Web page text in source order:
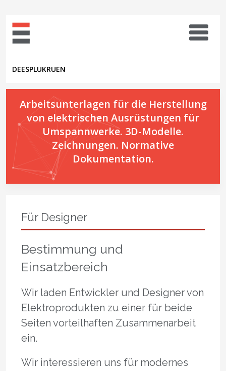
DEESPLUKRUEN
Arbeitsunterlagen für die Herstellung
von elektrischen Ausrüstungen für
Umspannwerke. 3D-Modelle.
Zeichnungen. Normative
Dokumentation.
Für Designer
Bestimmung und
Einsatzbereich
Wir laden Entwickler und Designer von
Elektroprodukten zu einer für beide
Seiten vorteilhaften Zusammenarbeit
ein.
Wir interessieren uns für modernes